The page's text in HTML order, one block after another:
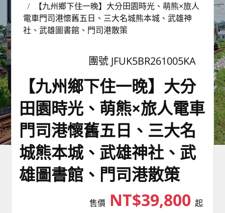
【九州鄉下住一晚】大分田園時光、萌熊×旅人
電車門司港懷舊五日、三大名城熊本城、武雄神
社、武雄圖書館、門司港散策
團號 JFUK5BR261005KA
【九州鄉下住一晚】大分
田園時光、萌熊×旅人電車
門司港懷舊五日、三大名
城熊本城、武雄神社、武
雄圖書館、門司港散策
售價NT$39,800 起